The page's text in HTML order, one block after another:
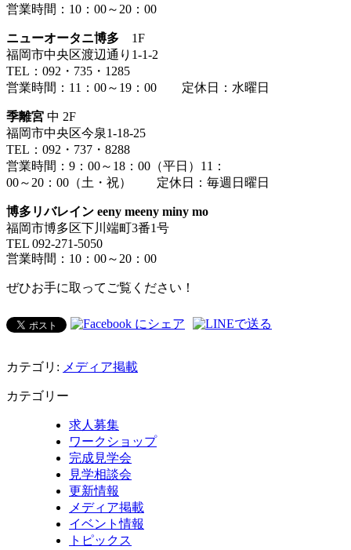
営業時間：10：00～20：00
ニューオータニ博多 1F
福岡市中央区渡辺通り1-1-2
TEL：092・735・1285
営業時間：11：00～19：00 定休日：水曜日
季離宮 中 2F
福岡市中央区今泉1-18-25
TEL：092・737・8288
営業時間：9：00～18：00（平日）11：
00～20：00（土・祝） 定休日：毎週日曜日
博多リバレイン eeny meeny miny mo
福岡市博多区下川端町3番1号
TEL 092-271-5050
営業時間：10：00～20：00
ぜひお手に取ってご覧ください！
カテゴリ: メディア掲載
カテゴリー
求人募集
ワークショップ
完成見学会
見学相談会
更新情報
メディア掲載
イベント情報
トピックス